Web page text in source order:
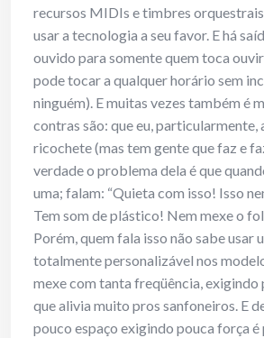
recursos MIDIs e timbres
usar a tecnologia a seu favor. E há
ouvido para somente quem toca
pode tocar a qualquer horário sem
ninguém). E muitas vezes também é
contras são: que eu, particularmente,
ricochete (mas tem gente que faz e
verdade o problema dela é que
uma; falam: “Quieta com isso! Isso
Tem som de plástico! Nem mexe o
Porém, quem fala isso não sabe usar
totalmente personalizável nos
mexe com tanta freqüência, exigindo
que alivia muito pros sanfoneiros. E
pouco espaço exigindo pouca força